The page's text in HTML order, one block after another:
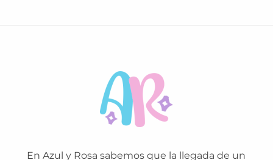
En Azul y Rosa sabemos que la llegada de un